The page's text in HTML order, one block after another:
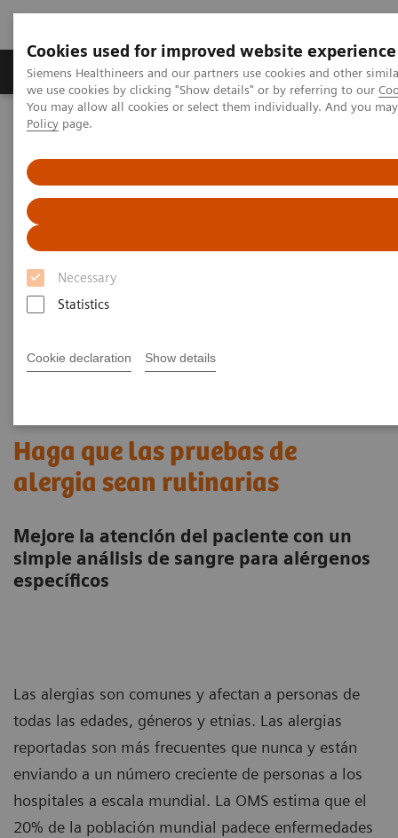
Cookies used for improved website experience
Siemens Healthineers and our partners use cookies and other
we use cookies by clicking "Show details" or by referring to our
You may allow all cookies or select them individually. And you
Policy page.
Necessary
Statistics
Cookie declaration Show details
Productos y servicios Especialidades Clínicas
Siemens Healthineers Latinoamérica
Ensayos por Enfermedades y Afecciones
Alergia
Haga que las pruebas de alergia sean rutinarias
Haga que las pruebas de
alergia sean rutinarias
Mejore la atención del paciente con un
simple análisis de sangre para alérgenos
específicos
Las alergias son comunes y afectan a personas de
todas las edades, géneros y etnias. Las alergias
reportadas son más frecuentes que nunca y están
enviando a un número creciente de personas a los
hospitales a escala mundial. La OMS estima que el
20% de la población mundial padece enfermedades